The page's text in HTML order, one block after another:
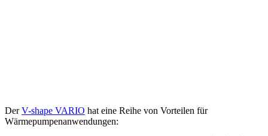
DerV-shape VARIO hat eine Reihe von Vorteilen für
Wärmepumpenanwendungen: